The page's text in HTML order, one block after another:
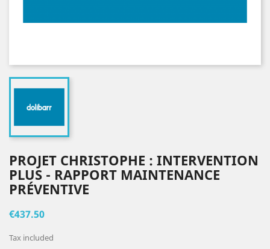
PROJET CHRISTOPHE : INTERVENTION
PLUS - RAPPORT MAINTENANCE
PRÉVENTIVE
€437.50
Tax included